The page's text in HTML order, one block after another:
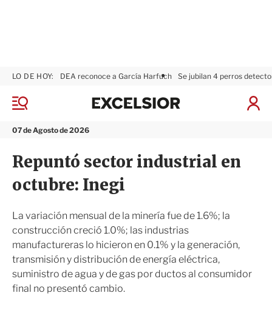
M
n
07 de Agosto de 2026
LO DE HOY: DEA reconoce a García Harfuch Se jubilan 4 perros
I
x
i
Repuntó sector industrial en
octubre: Inegi
La variación mensual de la minería fue de 1.6%; la
construcción creció 1.0%; las industrias
manufactureras lo hicieron en 0.1% y la generación,
transmisión y distribución de energía eléctrica,
suministro de agua y de gas por ductos al consumidor
final no presentó cambio.